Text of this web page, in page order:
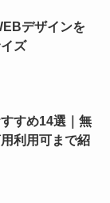
デザインを
ズ
すめ14選｜無
利用可まで紹